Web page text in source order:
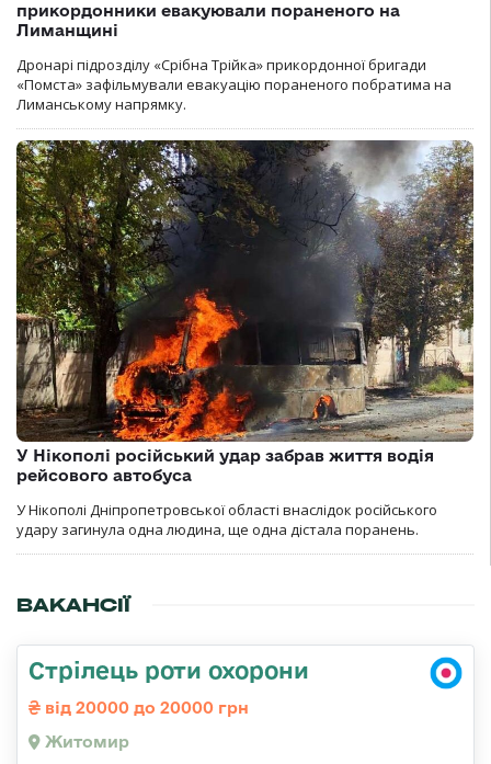
прикордонники евакуювали пораненого на
Лиманщині
Дронарі підрозділу «Срібна Трійка» прикордонної бригади
«Помста» зафільмували евакуацію пораненого побратима на
Лиманському напрямку.
У Нікополі російський удар забрав життя водія
рейсового автобуса
У Нікополі Дніпропетровської області внаслідок російського
удару загинула одна людина, ще одна дістала поранень.
ВАКАНСІЇ
Стрілець роти охорони
від 20000 до 20000 грн
Житомир